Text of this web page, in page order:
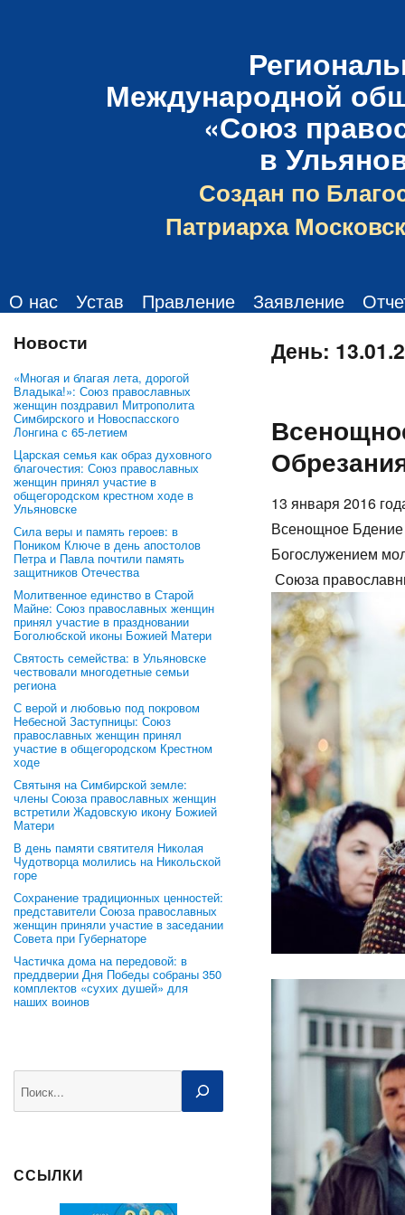
Международной
«Союз
в
Создан по
Патриарха
О нас Устав Правление Заявление
Новости
«Многая и благая лета, дорогой
Владыка!»: Союз православных
женщин поздравил Митрополита
Симбирского и Новоспасского
Лонгина с 65-летием
Царская семья как образ духовного
благочестия: Союз православных
женщин принял участие в
общегородском крестном ходе в
Ульяновске
Сила веры и память героев: в
Поником Ключе в день апостолов
Петра и Павла почтили память
защитников Отечества
Молитвенное единство в Старой
Майне: Союз православных женщин
принял участие в праздновании
Боголюбской иконы Божией Матери
Святость семейства: в Ульяновске
чествовали многодетные семьи
региона
С верой и любовью под покровом
Небесной Заступницы: Союз
православных женщин принял
участие в общегородском Крестном
ходе
Святыня на Симбирской земле:
члены Союза православных женщин
встретили Жадовскую икону Божией
Матери
В день памяти святителя Николая
Чудотворца молились на Никольской
горе
Сохранение традиционных ценностей:
представители Союза православных
женщин приняли участие в заседании
Совета при Губернаторе
Частичка дома на передовой: в
преддверии Дня Победы собраны 350
комплектов «сухих душей» для
наших воинов
ССЫЛКИ
День:
13 января 2016
Всенощное
Богослужением
Союза